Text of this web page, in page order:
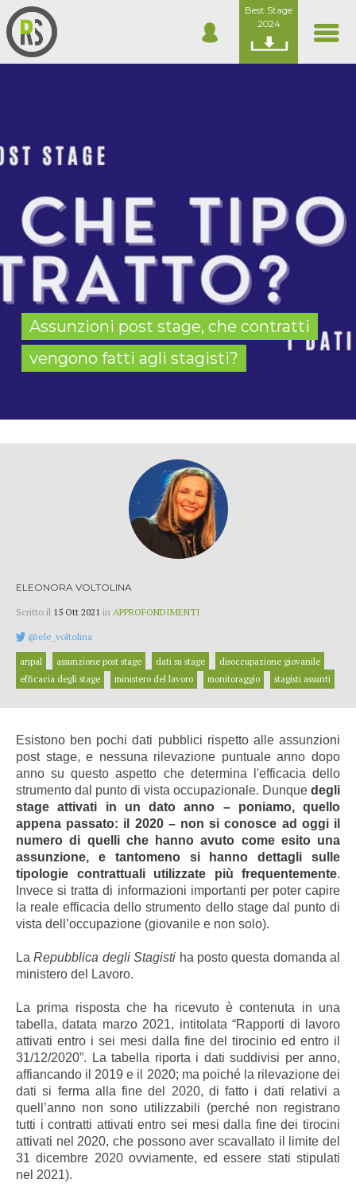
Best Stage
2024
Assunzioni post stage, che contratti
vengono fatti agli stagisti?
ELEONORA VOLTOLINA
Scritto il 15 Ott 2021 in APPROFONDIMENTI
@ele_voltolina
anpal assunzione post stage dati su stage
disoccupazione giovanile
efficacia degli stage
ministero del lavoro monitoraggio stagisti assunti
Esistono ben pochi dati pubblici rispetto alle assunzioni
post stage, e nessuna rilevazione puntuale anno dopo
anno su questo aspetto che determina l'efficacia dello
strumento dal punto di vista occupazionale. Dunque degli
stage attivati in un dato anno – poniamo, quello
appena passato: il 2020 – non si conosce ad oggi il
numero di quelli che hanno avuto come esito una
assunzione, e tantomeno si hanno dettagli sulle
tipologie contrattuali utilizzate più frequentemente.
Invece si tratta di informazioni importanti per poter capire
la reale efficacia dello strumento dello stage dal punto di
vista dell’occupazione (giovanile e non solo).
LaRepubblica degli Stagisti ha posto questa domanda al
ministero del Lavoro.
La prima risposta che ha ricevuto è contenuta in una
tabella, datata marzo 2021, intitolata “Rapporti di lavoro
attivati entro i sei mesi dalla fine del tirocinio ed entro il
31/12/2020”. La tabella riporta i dati suddivisi per anno,
affiancando il 2019 e il 2020; ma poiché la rilevazione dei
dati si ferma alla fine del 2020, di fatto i dati relativi a
quell’anno non sono utilizzabili (perché non registrano
tutti i contratti attivati entro sei mesi dalla fine dei tirocini
attivati nel 2020, che possono aver scavallato il limite del
31 dicembre 2020 ovviamente, ed essere stati stipulati
nel 2021).